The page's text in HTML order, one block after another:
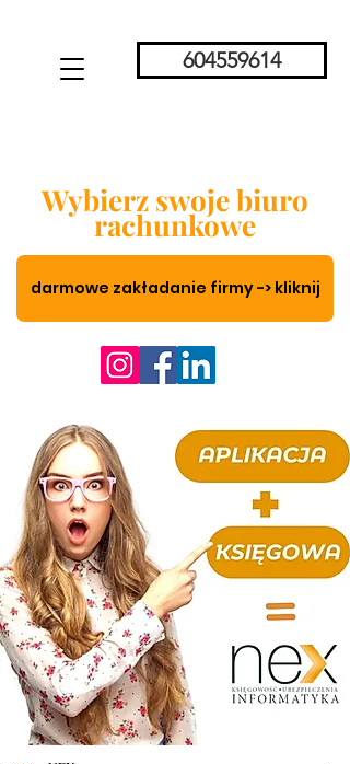
604559614
Wybierz swoje biuro
rachunkowe
darmowe zakładanie firmy -> kliknij